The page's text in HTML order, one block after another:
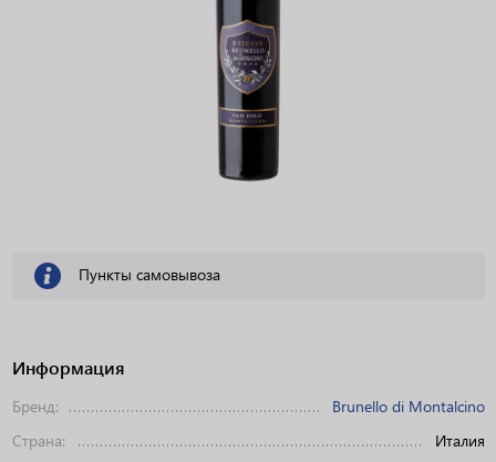
Информация
Бренд:
Brunello di Montalcino
Страна:
Италия
Пункты самовывоза